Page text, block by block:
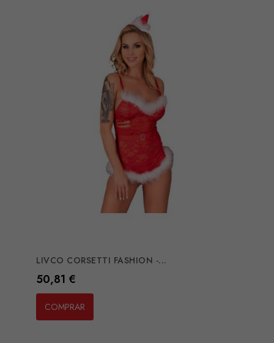
LIVCO CORSETTI FASHION -...
Preço
50,81 €
COMPRAR